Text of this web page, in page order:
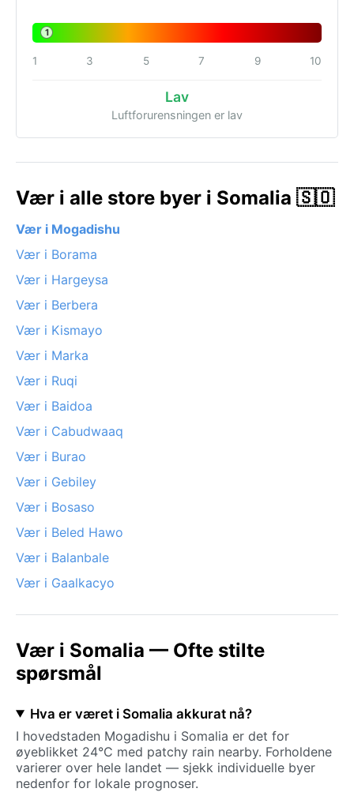
1
1 3 5 7 9 10
Lav
Luftforurensningen er lav
Vær i alle store byer i Somalia 🇸🇴
Vær i Mogadishu
Vær i Borama
Vær i Hargeysa
Vær i Berbera
Vær i Kismayo
Vær i Marka
Vær i Ruqi
Vær i Baidoa
Vær i Cabudwaaq
Vær i Burao
Vær i Gebiley
Vær i Bosaso
Vær i Beled Hawo
Vær i Balanbale
Vær i Gaalkacyo
Vær i Somalia — Ofte stilte
spørsmål
Hva er været i Somalia akkurat nå?
I hovedstaden Mogadishu i Somalia er det for
øyeblikket 24°C med patchy rain nearby. Forholdene
varierer over hele landet — sjekk individuelle byer
nedenfor for lokale prognoser.